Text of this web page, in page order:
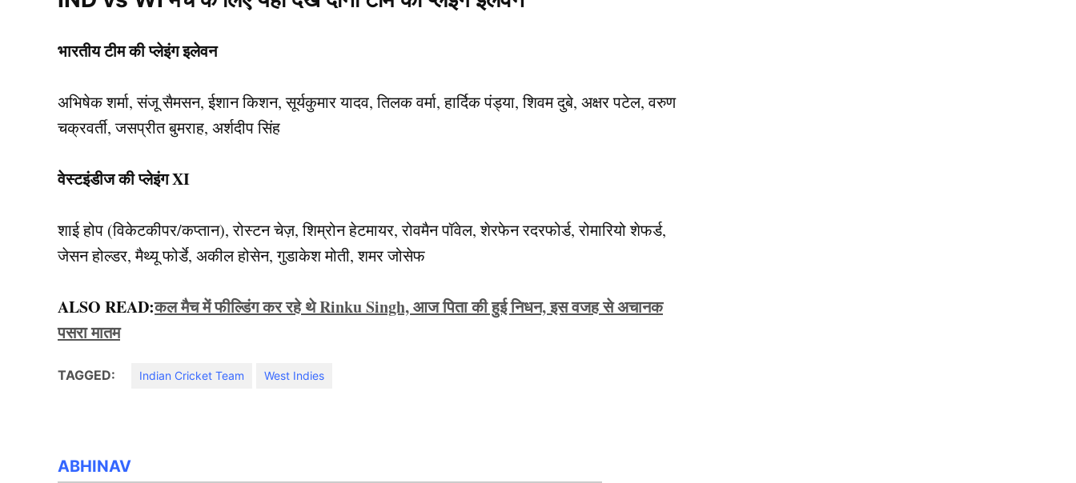
भारतीय टीम की प्लेइंग इलेवन
अभिषेक शर्मा, संजू सैमसन, ईशान किशन, सूर्यकुमार यादव, तिलक वर्मा, हार्दिक पंड्या, शिवम दुबे, अक्षर पटेल, वरुण
चक्रवर्ती, जसप्रीत बुमराह, अर्शदीप सिंह
वेस्टइंडीज की प्लेइंग XI
शाई होप (विकेटकीपर/कप्तान), रोस्टन चेज़, शिम्रोन हेटमायर, रोवमैन पॉवेल, शेरफेन रदरफोर्ड, रोमारियो शेफर्ड,
जेसन होल्डर, मैथ्यू फोर्डे, अकील होसेन, गुडाकेश मोती, शमर जोसेफ
ALSO READ:कल मैच में फील्डिंग कर रहे थे Rinku Singh, आज पिता की हुई निधन, इस वजह से अचानक
पसरा मातम
TAGGED: Indian Cricket Team West Indies
ABHINAV